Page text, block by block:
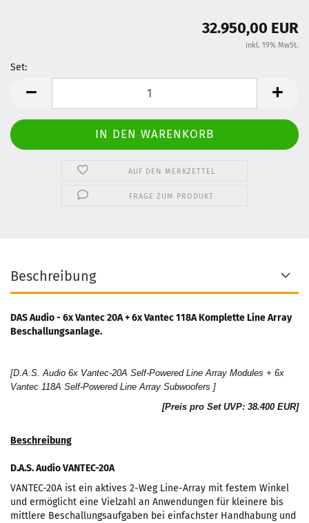
32.950,00 EUR
inkl. 19% MwSt.
Set:
AUF DEN MERKZETTEL
FRAGE ZUM PRODUKT
Beschreibung
DAS Audio - 6x Vantec 20A + 6x Vantec 118A Komplette Line Array
Beschallungsanlage.
[D.A.S. Audio 6x Vantec-20A Self-Powered Line Array Modules + 6x
Vantec 118A Self-Powered Line Array Subwoofers ]
[Preis pro Set UVP: 38.400 EUR]
Beschreibung
D.A.S. Audio VANTEC-20A
VANTEC-20A ist ein aktives 2-Weg Line-Array mit festem Winkel
und ermöglicht eine Vielzahl an Anwendungen für kleinere bis
mittlere Beschallungsaufgaben bei einfachster Handhabung und